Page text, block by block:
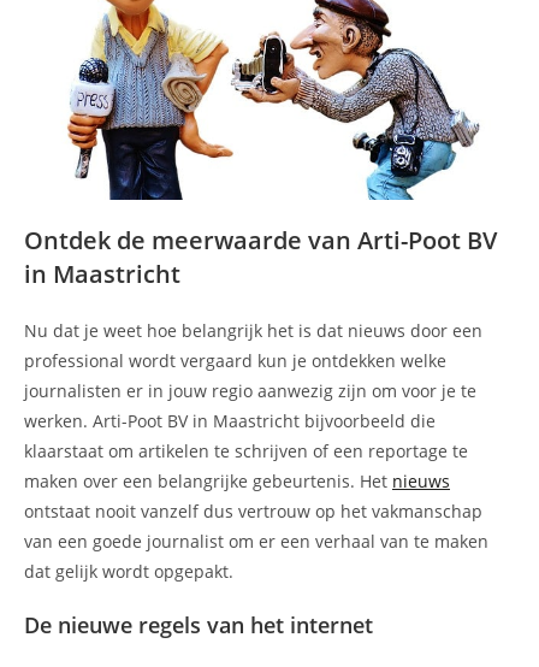
Ontdek de meerwaarde van Arti-Poot BV
in Maastricht
Nu dat je weet hoe belangrijk het is dat nieuws door een
professional wordt vergaard kun je ontdekken welke
journalisten er in jouw regio aanwezig zijn om voor je te
werken. Arti-Poot BV in Maastricht bijvoorbeeld die
klaarstaat om artikelen te schrijven of een reportage te
maken over een belangrijke gebeurtenis. Het nieuws
ontstaat nooit vanzelf dus vertrouw op het vakmanschap
van een goede journalist om er een verhaal van te maken
dat gelijk wordt opgepakt.
De nieuwe regels van het internet